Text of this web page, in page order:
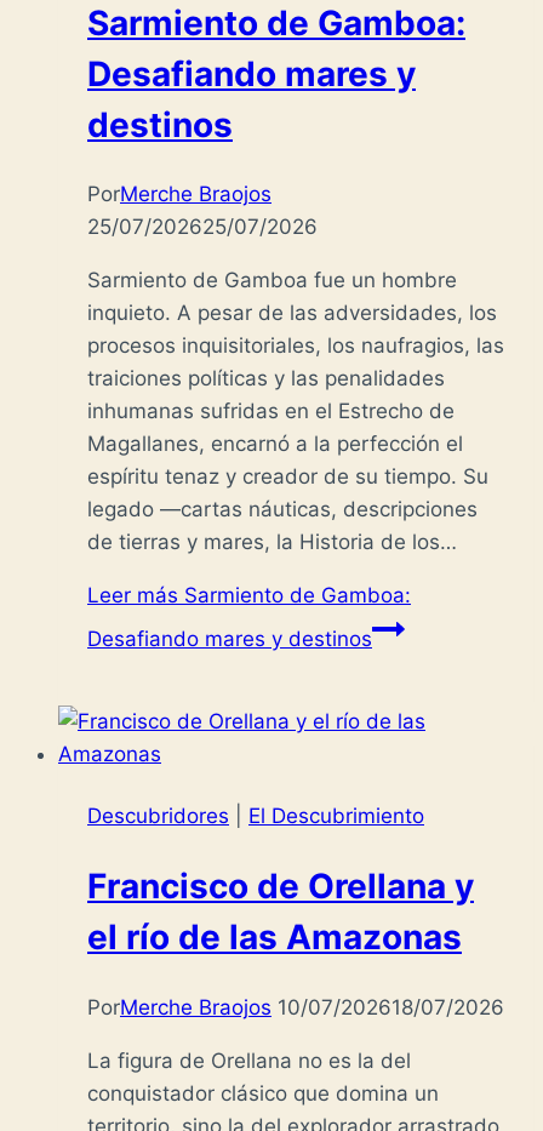
Sarmiento de Gamboa:
Desafiando mares y
destinos
PorMerche Braojos
25/07/202625/07/2026
Sarmiento de Gamboa fue un hombre
inquieto. A pesar de las adversidades, los
procesos inquisitoriales, los naufragios, las
traiciones políticas y las penalidades
inhumanas sufridas en el Estrecho de
Magallanes, encarnó a la perfección el
espíritu tenaz y creador de su tiempo. Su
legado —cartas náuticas, descripciones
de tierras y mares, la Historia de los…
Leer más Sarmiento de Gamboa:
Desafiando mares y destinos
Descubridores El Descubrimiento
Francisco de Orellana y
el río de las Amazonas
PorMerche Braojos 10/07/202618/07/2026
La figura de Orellana no es la del
conquistador clásico que domina un
territorio, sino la del explorador arrastrado